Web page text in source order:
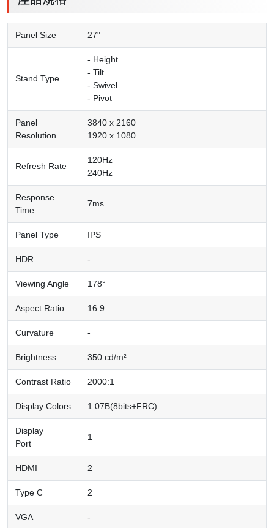
Panel Size 27"
Stand Type
- Height
- Tilt
- Swivel
- Pivot
Panel
Resolution
3840 x 2160
1920 x 1080
Refresh Rate
120Hz
240Hz
Response
Time
7ms
Panel Type IPS
HDR -
Viewing Angle 178°
Aspect Ratio 16:9
Curvature -
Brightness 350 cd/m²
Contrast Ratio 2000:1
Display Colors 1.07B(8bits+FRC)
Display
Port
1
HDMI 2
Type C 2
VGA -